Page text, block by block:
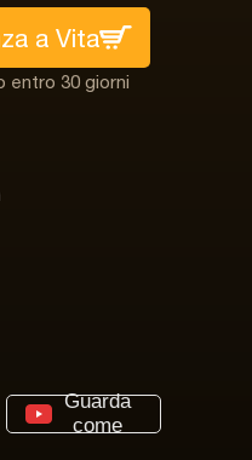
a Vita
entro 30 giorni
Guarda
come